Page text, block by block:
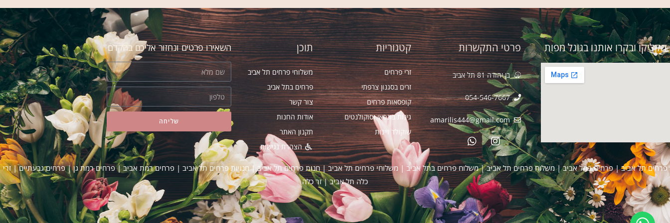
הקליקו ובקרו אותנו בגוגל מפות פרטי התקשרות
בן יהודה 81 תל אביב
054-546-7667
amarilis444@gmail.com​
קטגוריות
זרי פרחים
זרים בסגנון צרפתי
קופסאות פרחים
גינות בונסאי וסוקולנטים
שוקולד ויינות
תוכן
משלוחי פרחים תל אביב
פרחים בתל אביב
צור קשר
אודות החנות
תקנון האתר
הצהרת נגישות
השאירו פרטים ונחזור אליכם בהקדם
שליחה
פרחים תל אביב|פרחים בתל אביב|משלוח פרחים תל אביב|משלוח פרחים בתל אביב | משלוחי פרחים תל אביב|חנות פרחים תל אביב |חנויות פרחים תל אביב |פרחים רמת אביב|פרחים רמת גן|פרחים גבעתיים|זרי
כלה תל אביב|זר כלה